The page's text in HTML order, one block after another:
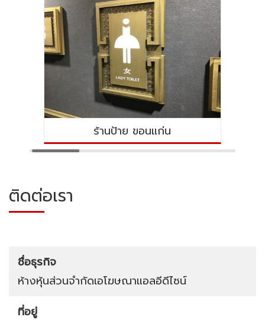
ติดต่อเรา
ชื่อธุรกิจ
ห้างหุ้นส่วนจำกัดเอโฆษณาแอลอีดีไซน์
ที่อยู่